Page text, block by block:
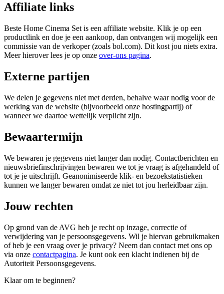
Affiliate links
Beste Home Cinema Set is een affiliate website. Klik je op een
productlink en doe je een aankoop, dan ontvangen wij mogelijk een
commissie van de verkoper (zoals bol.com). Dit kost jou niets extra.
Meer hierover lees je op onze over-ons pagina.
Externe partijen
We delen je gegevens niet met derden, behalve waar nodig voor de
werking van de website (bijvoorbeeld onze hostingpartij) of
wanneer we daartoe wettelijk verplicht zijn.
Bewaartermijn
We bewaren je gegevens niet langer dan nodig. Contactberichten en
nieuwsbriefinschrijvingen bewaren we tot je vraag is afgehandeld of
tot je je uitschrijft. Geanonimiseerde klik- en bezoekstatistieken
kunnen we langer bewaren omdat ze niet tot jou herleidbaar zijn.
Jouw rechten
Op grond van de AVG heb je recht op inzage, correctie of
verwijdering van je persoonsgegevens. Wil je hiervan gebruikmaken
of heb je een vraag over je privacy? Neem dan contact met ons op
via onze contactpagina. Je kunt ook een klacht indienen bij de
Autoriteit Persoonsgegevens.
Klaar om te beginnen?